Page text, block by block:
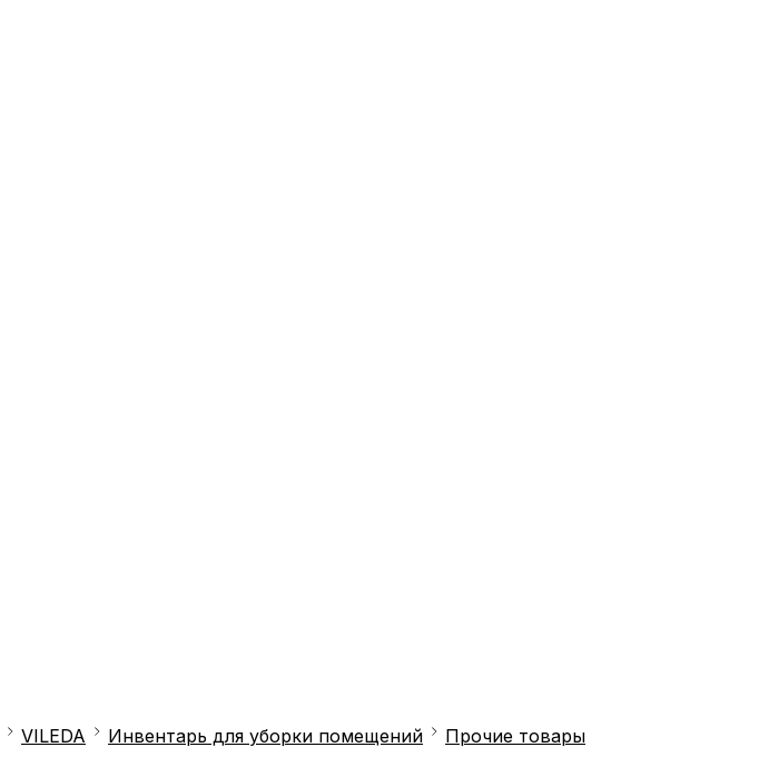
VILEDA Инвентарь для уборки помещений Прочие товары